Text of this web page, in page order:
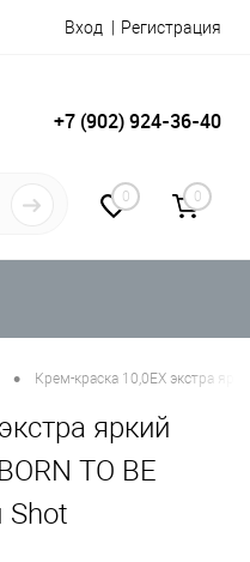
Вход Регистрация
+7 (902) 924-36-40
0 0
• Крем-краска 10,0EX экстра
яркий
TO BE
Shot